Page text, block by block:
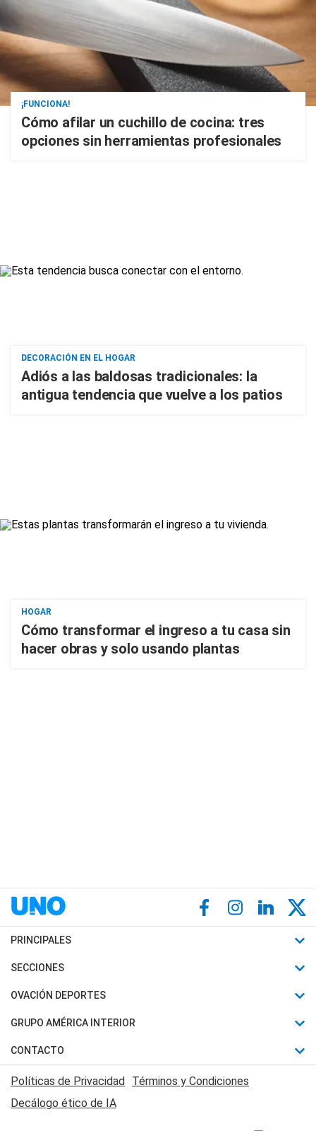
¡FUNCIONA!
Cómo afilar un cuchillo de cocina: tres
opciones sin herramientas profesionales
DECORACIÓN EN EL HOGAR
Adiós a las baldosas tradicionales: la
antigua tendencia que vuelve a los patios
HOGAR
Cómo transformar el ingreso a tu casa sin
hacer obras y solo usando plantas
PRINCIPALES
Últimas Noticias
Política
Judiciales
Economia
SECCIONES
Horóscopo
Motores
Trucos caseros
Series y Películas
Edictos y Solicitadas
OVACIÓN DEPORTES
Fútbol
Mundial
Automovilismo
Rugby
GRUPO AMÉRICA INTERIOR
Canal 7 en Vivo
CONTACTO
Acerca de Nosotros
Contactanos
Políticas de Privacidad Términos y Condiciones
Decálogo ético de IA